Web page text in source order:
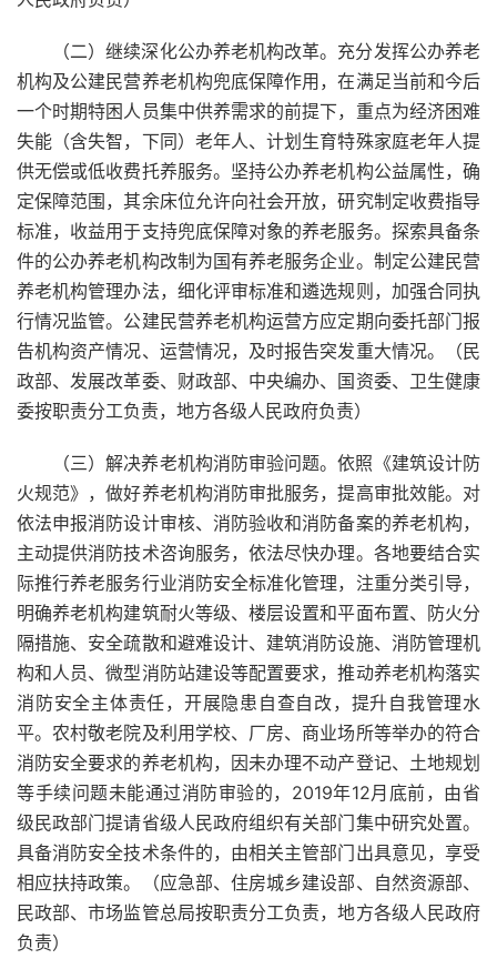
（二）继续深化公办养老机构改革。充分发挥公办养老
机构及公建民营养老机构兜底保障作用，在满足当前和今后
一个时期特困人员集中供养需求的前提下，重点为经济困难
失能（含失智，下同）老年人、计划生育特殊家庭老年人提
供无偿或低收费托养服务。坚持公办养老机构公益属性，确
定保障范围，其余床位允许向社会开放，研究制定收费指导
标准，收益用于支持兜底保障对象的养老服务。探索具备条
件的公办养老机构改制为国有养老服务企业。制定公建民营
养老机构管理办法，细化评审标准和遴选规则，加强合同执
行情况监管。公建民营养老机构运营方应定期向委托部门报
告机构资产情况、运营情况，及时报告突发重大情况。（民
政部、发展改革委、财政部、中央编办、国资委、卫生健康
委按职责分工负责，地方各级人民政府负责）
（三）解决养老机构消防审验问题。依照《建筑设计防
火规范》，做好养老机构消防审批服务，提高审批效能。对
依法申报消防设计审核、消防验收和消防备案的养老机构，
主动提供消防技术咨询服务，依法尽快办理。各地要结合实
际推行养老服务行业消防安全标准化管理，注重分类引导，
明确养老机构建筑耐火等级、楼层设置和平面布置、防火分
隔措施、安全疏散和避难设计、建筑消防设施、消防管理机
构和人员、微型消防站建设等配置要求，推动养老机构落实
消防安全主体责任，开展隐患自查自改，提升自我管理水
平。农村敬老院及利用学校、厂房、商业场所等举办的符合
消防安全要求的养老机构，因未办理不动产登记、土地规划
等手续问题未能通过消防审验的，2019年12月底前，由省
级民政部门提请省级人民政府组织有关部门集中研究处置。
具备消防安全技术条件的，由相关主管部门出具意见，享受
相应扶持政策。（应急部、住房城乡建设部、自然资源部、
民政部、市场监管总局按职责分工负责，地方各级人民政府
负责）